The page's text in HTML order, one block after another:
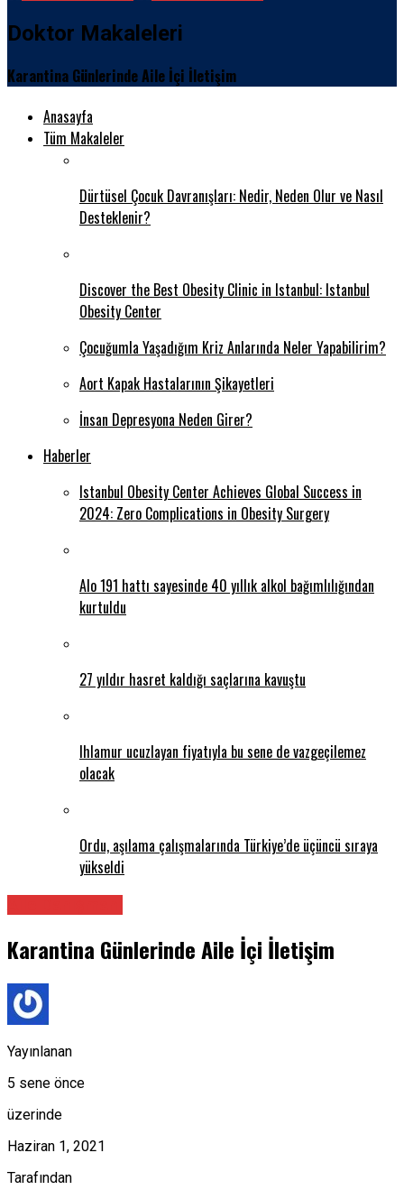
Doktor Makaleleri
Karantina Günlerinde Aile İçi İletişim
Anasayfa
Tüm Makaleler
Dürtüsel Çocuk Davranışları: Nedir, Neden Olur ve Nasıl
Desteklenir?
Discover the Best Obesity Clinic in Istanbul: Istanbul
Obesity Center
Çocuğumla Yaşadığım Kriz Anlarında Neler Yapabilirim?
Aort Kapak Hastalarının Şikayetleri
İnsan Depresyona Neden Girer?
Haberler
Istanbul Obesity Center Achieves Global Success in
2024: Zero Complications in Obesity Surgery
Alo 191 hattı sayesinde 40 yıllık alkol bağımlılığından
kurtuldu
27 yıldır hasret kaldığı saçlarına kavuştu
Ihlamur ucuzlayan fiyatıyla bu sene de vazgeçilemez
olacak
Ordu, aşılama çalışmalarında Türkiye’de üçüncü sıraya
yükseldi
Karantina Günlerinde Aile İçi İletişim
Yayınlanan
5 sene önce
üzerinde
Haziran 1, 2021
Tarafından